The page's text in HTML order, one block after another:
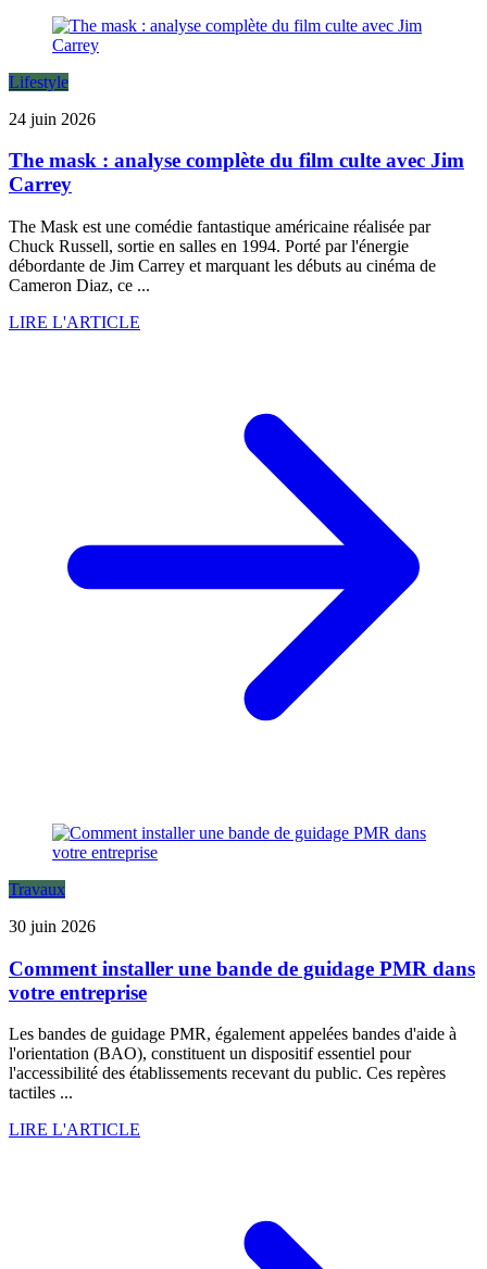
Lifestyle
24 juin 2026
The mask : analyse complète du film culte avec Jim
Carrey
The Mask est une comédie fantastique américaine réalisée par
Chuck Russell, sortie en salles en 1994. Porté par l'énergie
débordante de Jim Carrey et marquant les débuts au cinéma de
Cameron Diaz, ce ...
LIRE L'ARTICLE
Travaux
30 juin 2026
Comment installer une bande de guidage PMR dans
votre entreprise
Les bandes de guidage PMR, également appelées bandes d'aide à
l'orientation (BAO), constituent un dispositif essentiel pour
l'accessibilité des établissements recevant du public. Ces repères
tactiles ...
LIRE L'ARTICLE